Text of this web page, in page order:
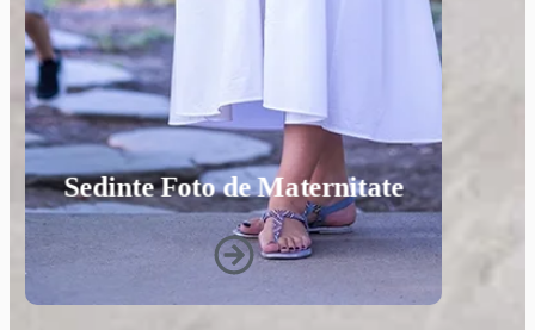
Sedinte Foto de Maternitate